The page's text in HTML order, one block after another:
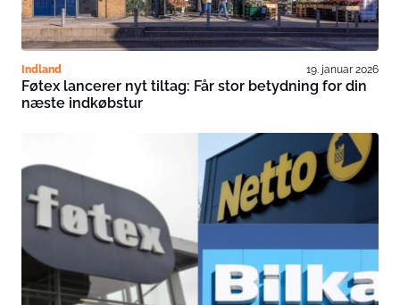
Indland 19. januar 2026
Føtex lancerer nyt tiltag: Får stor betydning for din
næste indkøbstur